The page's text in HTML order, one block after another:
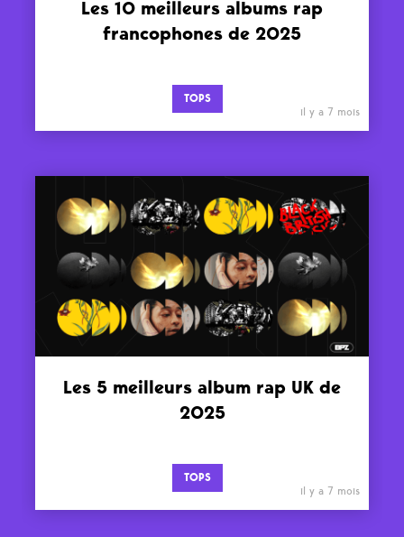
Les 10 meilleurs albums rap
francophones de 2025
TOPS
il y a 7 mois
Les 5 meilleurs album rap UK de
2025
TOPS
il y a 7 mois